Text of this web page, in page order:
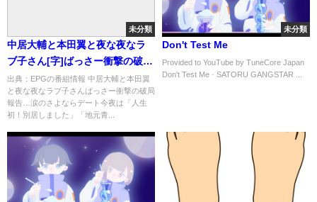
未分類
中居大輔と本田翼と夜な夜なラ
ブ子さん[字]ばっさー衝撃の破局
報告…涙のさよならデート…の
番組内容解析まとめ
出典：EPGの番組情報 中居大輔と本田翼
と夜な夜なラブ子さんばっさー衝撃の破局
報告…涙のさよならデート今夜は「人生
初！別居しました」「地元青...
未分類
Don't Test Me
Provided to YouTube by TuneCore Japan
Don't Test Me · SATORU GANGSTAR ...